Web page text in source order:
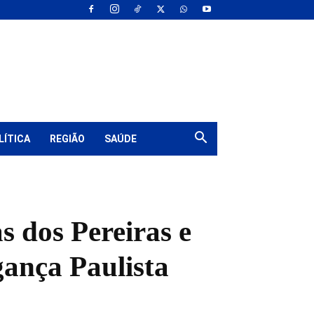
REGIÃO SAÚDE
dos Pereiras e
Paulista